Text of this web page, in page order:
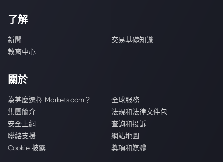
了解
新聞
交易基礎知識
教育中心
關於
為甚麼選擇 Markets.com？
全球服務
集團簡介
法規和法律文件包
安全上網
查詢和投訴
聯絡支援
網站地圖
Cookie 披露
獎項和媒體